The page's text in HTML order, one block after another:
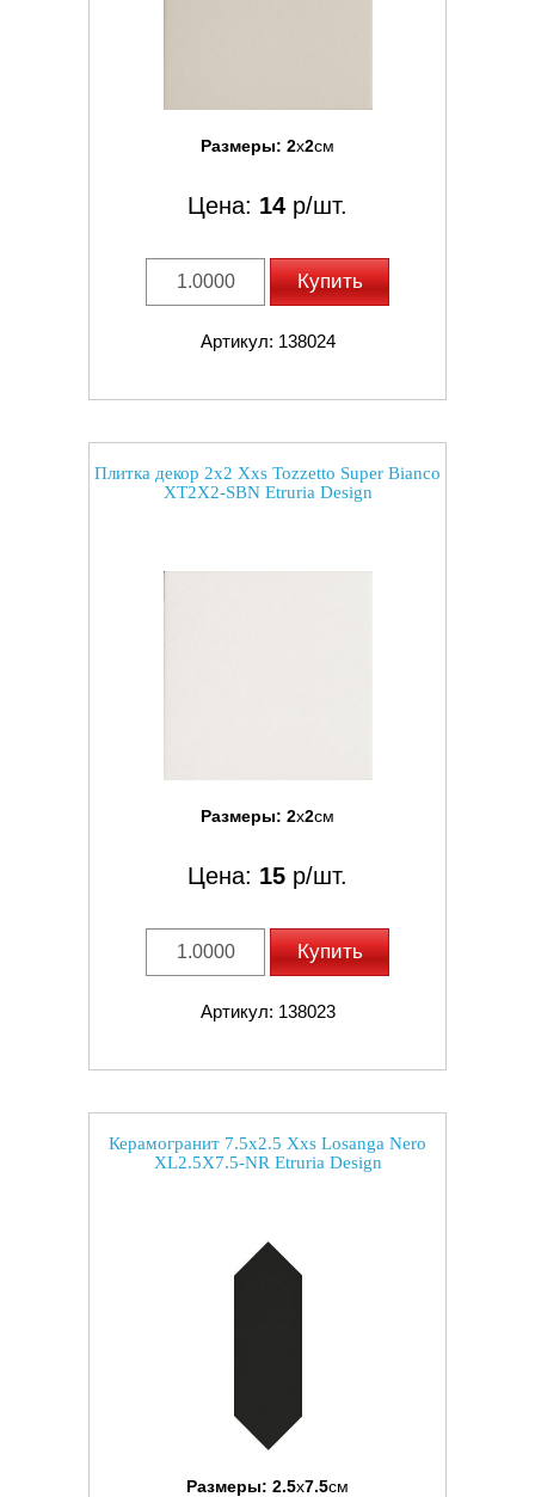
Размеры: 2x2см
Цена: 14 р/шт.
Купить
Артикул: 138024
Плитка декор 2x2 Xxs Tozzetto Super Bianco
XT2X2-SBN Etruria Design
Размеры: 2x2см
Цена: 15 р/шт.
Купить
Артикул: 138023
Керамогранит 7.5x2.5 Xxs Losanga Nero
XL2.5X7.5-NR Etruria Design
Размеры: 2.5x7.5см